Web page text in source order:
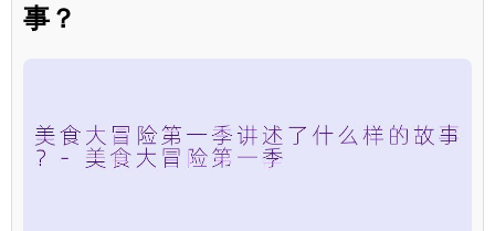
事？